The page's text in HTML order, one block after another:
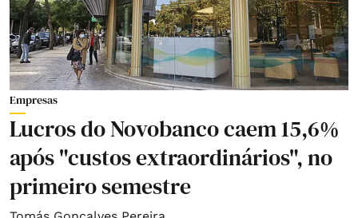
Empresas
Lucros do Novobanco caem 15,6%
após "custos extraordinários", no
primeiro semestre